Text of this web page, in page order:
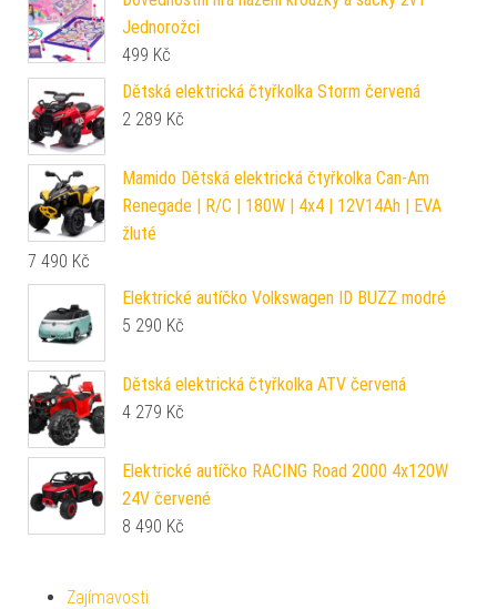
Jednorožci
499 Kč
Dětská elektrická čtyřkolka Storm červená
2 289 Kč
Mamido Dětská elektrická čtyřkolka Can-Am
Renegade | R/C | 180W | 4x4 | 12V14Ah | EVA
žluté
7 490 Kč
Elektrické autíčko Volkswagen ID BUZZ modré
5 290 Kč
Dětská elektrická čtyřkolka ATV červená
4 279 Kč
Elektrické autíčko RACING Road 2000 4x120W
24V červené
8 490 Kč
Zajímavosti